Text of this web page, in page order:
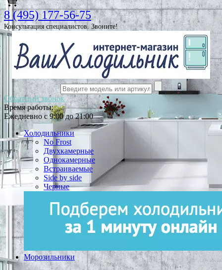
8 (495) 177-56-75
Консультация специалистов. Звоните!
Обратный звонок
Время работы:
Ежедневно с 9:00 до 21:00
Холодильники
No Frost
Двухкамерные
Однокамерные
Встраиваемые
Side by side
Черные
Морозильники